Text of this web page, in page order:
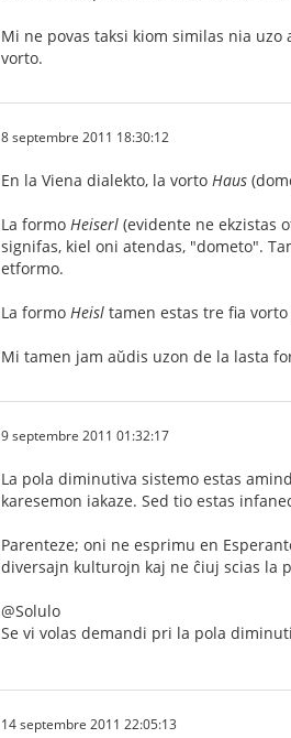
Mi ne povas taksi kiom similas nia
vorto.
8 septembre 2011 18:30:12
En la Viena dialekto, la vorto Haus
La formo Heiserl (evidente ne ekzistas
signifas, kiel oni atendas, "dometo".
etformo.
La formo Heisl tamen estas tre fia
Mi tamen jam aŭdis uzon de la lasta
9 septembre 2011 01:32:17
La pola diminutiva sistemo estas
karesemon iakaze. Sed tio estas
Parenteze; oni ne esprimu en
diversajn kulturojn kaj ne ĉiuj scias la
@Solulo
Se vi volas demandi pri la pola
14 septembre 2011 22:05:13